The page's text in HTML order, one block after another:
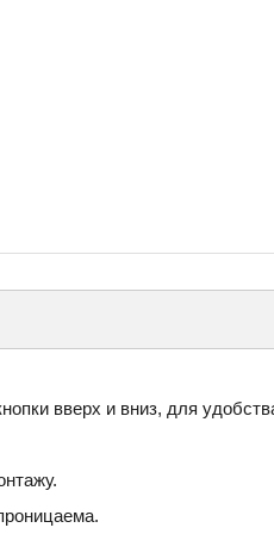
вверх и вниз, для